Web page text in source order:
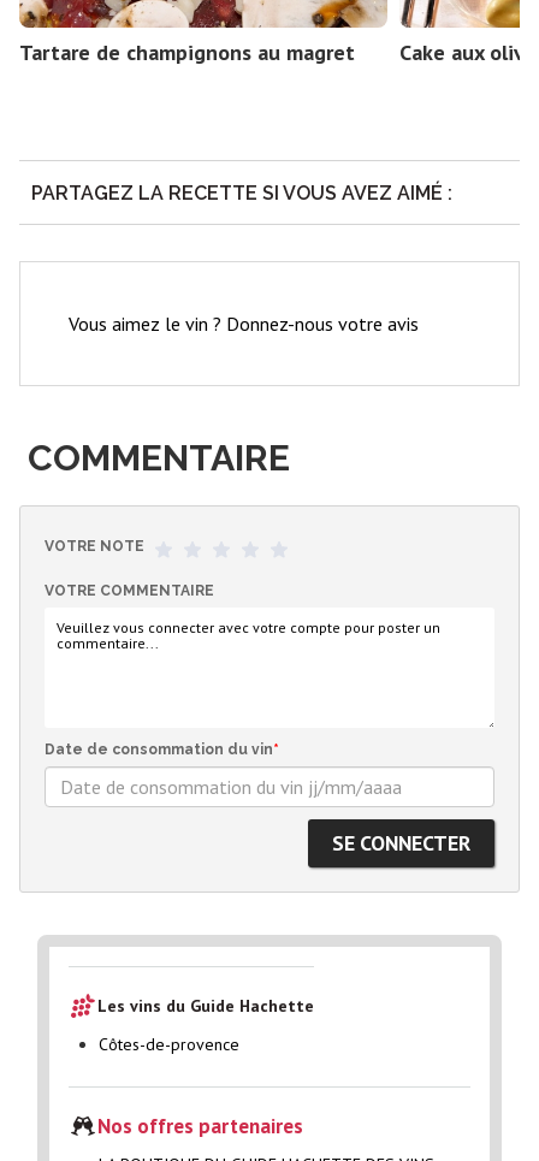
Tartare de champignons au magret Cake aux
PARTAGEZ LA RECETTE SI VOUS AVEZ AIMÉ :
Vous aimez le vin ? Donnez-nous votre avis
COMMENTAIRE
VOTRE NOTE
VOTRE COMMENTAIRE
Date de consommation du vin*
Les vins du Guide Hachette
Côtes-de-provence
Nos offres partenaires